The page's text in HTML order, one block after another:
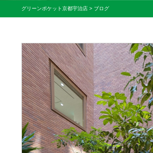
グリーンポケット京都宇治店 > ブログ